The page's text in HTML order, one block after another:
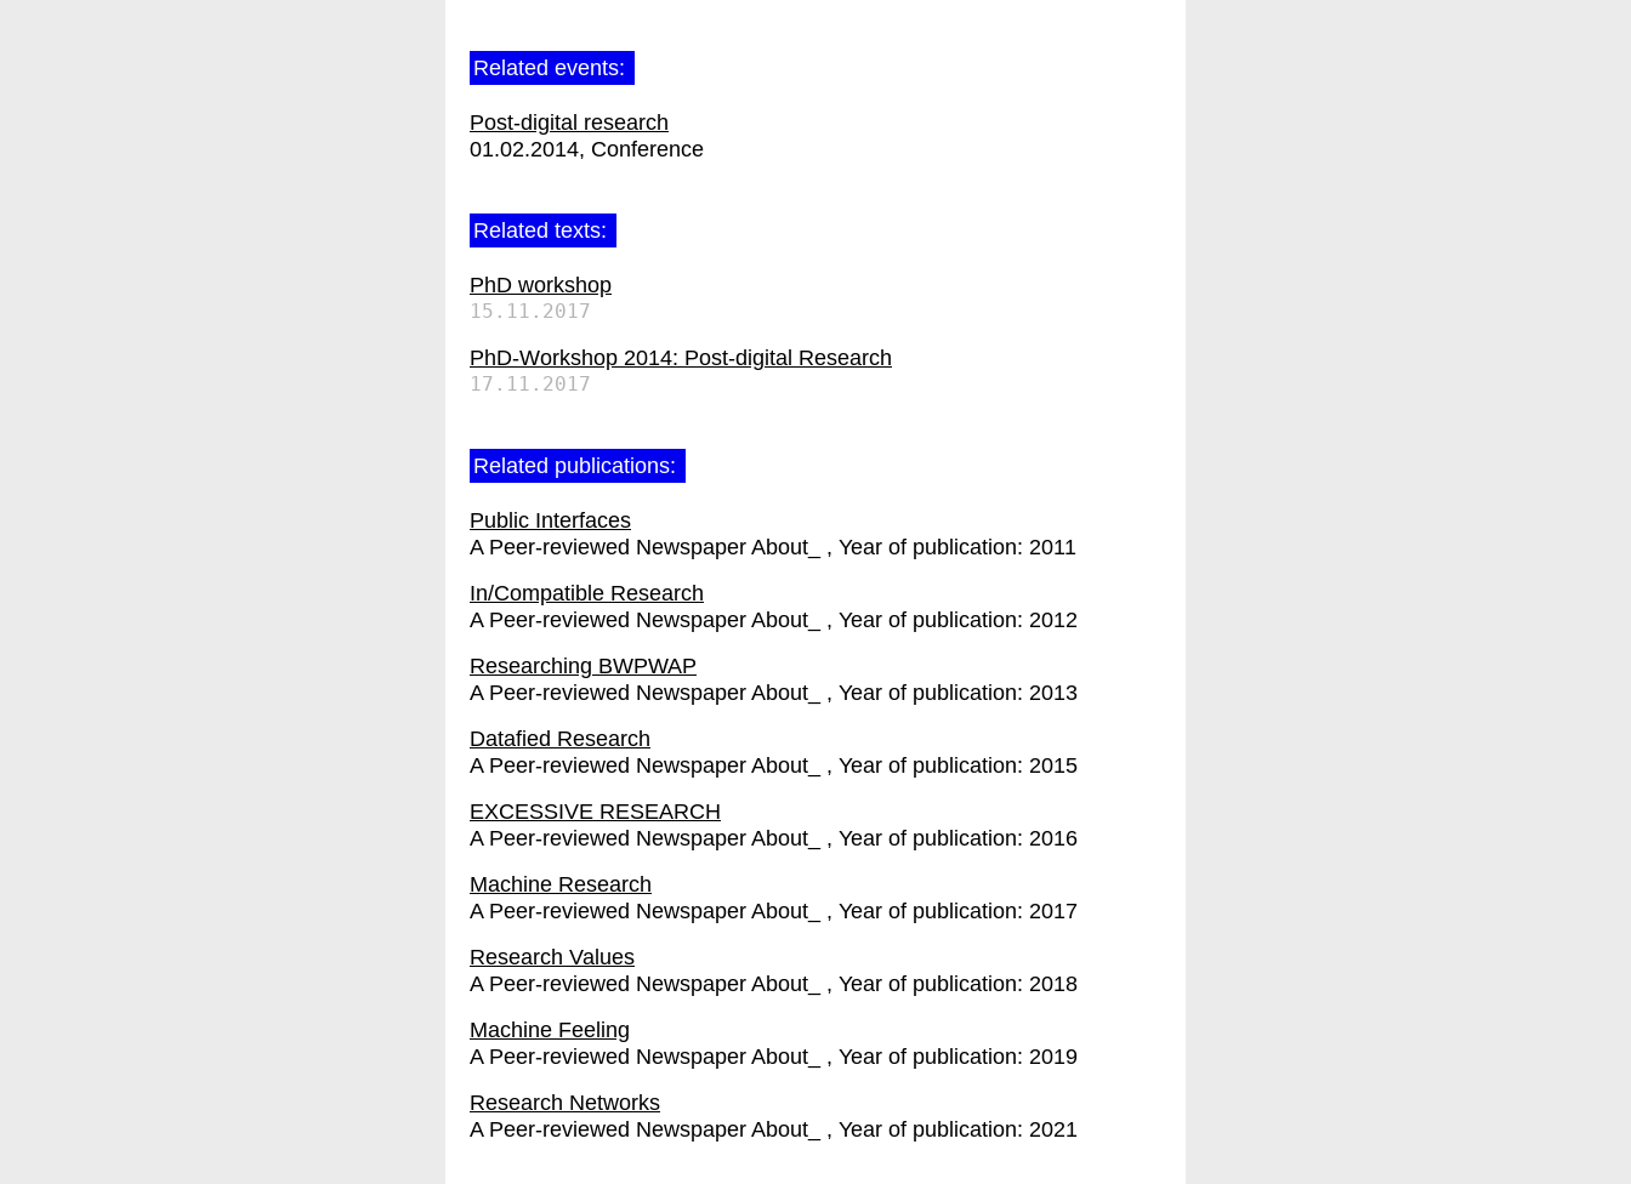
Related events:
Post-digital research
01.02.2014 Conference
Related texts:
PhD workshop
15.11.2017
PhD-Workshop 2014: Post-digital Research
17.11.2017
Related publications:
Public Interfaces
A Peer-reviewed Newspaper About_
Year of publication: 2011
In/Compatible Research
A Peer-reviewed Newspaper About_
Year of publication: 2012
Researching BWPWAP
A Peer-reviewed Newspaper About_
Year of publication: 2013
Datafied Research
A Peer-reviewed Newspaper About_
Year of publication: 2015
EXCESSIVE RESEARCH
A Peer-reviewed Newspaper About_
Year of publication: 2016
Machine Research
A Peer-reviewed Newspaper About_
Year of publication: 2017
Research Values
A Peer-reviewed Newspaper About_
Year of publication: 2018
Machine Feeling
A Peer-reviewed Newspaper About_
Year of publication: 2019
Research Networks
A Peer-reviewed Newspaper About_
Year of publication: 2021